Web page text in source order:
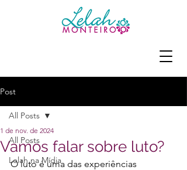
Post
All Posts
Lelah na Mídia
All Posts
Vamos falar sobre luto?
1 de nov. de 2024
O luto é uma das experiências